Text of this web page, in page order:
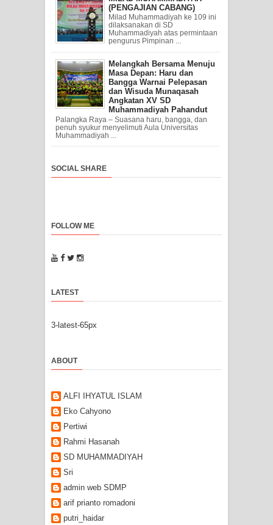
(PENGAJIAN CABANG)
Milad Muhammadiyah ke 109 ini
dilaksanakan di SD
Muhammadiyah atas permintaan
pengurus Pimpinan ...
Melangkah Bersama Menuju
Masa Depan: Haru dan
Bangga Warnai Pelepasan
dan Wisuda Munaqasah
Angkatan XV SD
Muhammadiyah Pahandut
Palangka Raya – Suasana haru, bangga, dan
penuh syukur menyelimuti Aula Universitas
Muhammadiyah ...
SOCIAL SHARE
FOLLOW ME
LATEST
3-latest-65px
ABOUT
ALFI IHYATUL ISLAM
Eko Cahyono
Pertiwi
Rahmi Hasanah
SD MUHAMMADIYAH
Sri
admin web SDMP
arif prianto romadoni
putri_haidar